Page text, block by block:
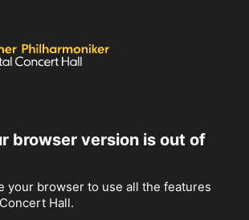
browser version is out of
your browser to use all the features
Hall.